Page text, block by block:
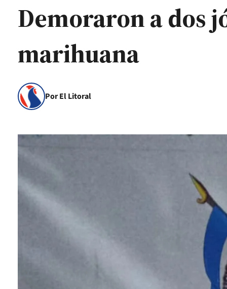
Demoraron a dos
marihuana
Por El Litoral